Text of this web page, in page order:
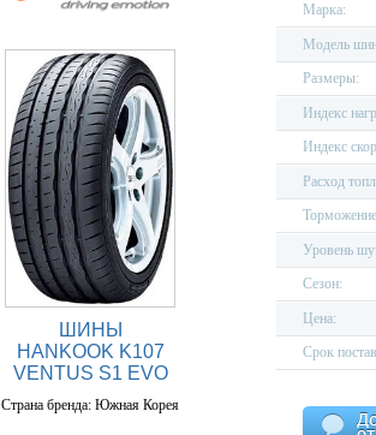
ШИНЫ
HANKOOK K107
VENTUS S1 EVO
Страна бренда: Южная Корея
Марка:
Модель
Размеры:
Индекс
Индекс
Расход
Уровень
Сезон:
Цена:
Срок